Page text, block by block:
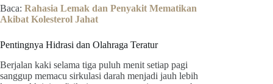
Baca: Rahasia Lemak dan Penyakit Mematikan
Akibat Kolesterol Jahat
Pentingnya Hidrasi dan Olahraga Teratur
Berjalan kaki selama tiga puluh menit setiap pagi
sanggup memacu sirkulasi darah menjadi jauh lebih